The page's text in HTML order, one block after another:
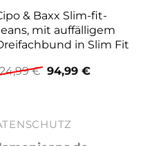
& Baxx Slim-fit-
mit auffälligem
in Slim Fit
€ Ursprünglicher
Preis
94,99 €Aktueller